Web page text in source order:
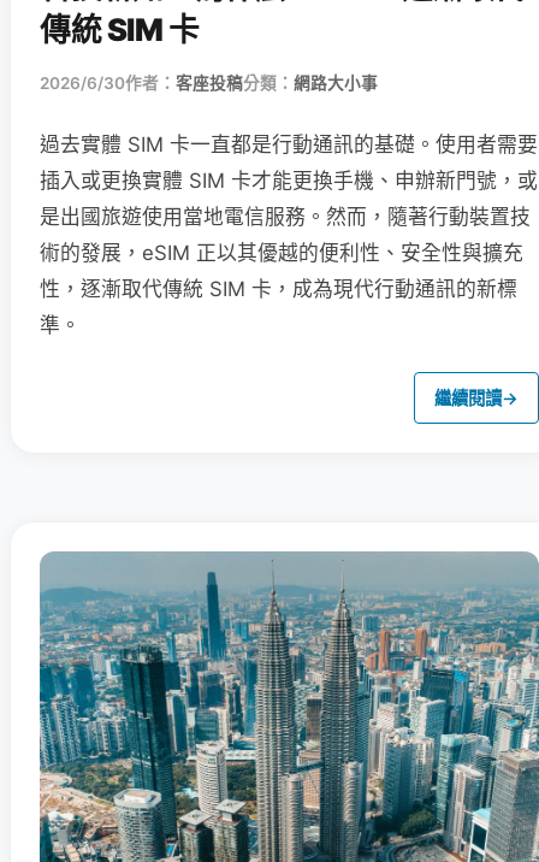
傳統 SIM 卡
2026/6/30作者： 客座投稿分類： 網路大小事
過去實體 SIM 卡一直都是行動通訊的基礎。使用者需要
插入或更換實體 SIM 卡才能更換手機、申辦新門號，或
是出國旅遊使用當地電信服務。然而，隨著行動裝置技
術的發展，eSIM 正以其優越的便利性、安全性與擴充
性，逐漸取代傳統 SIM 卡，成為現代行動通訊的新標
準。
繼續閱讀→